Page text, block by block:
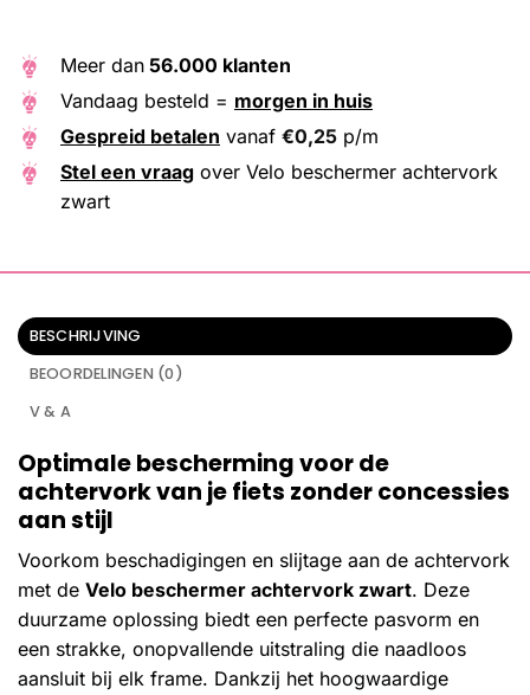
Meer dan 56.000 klanten
Vandaag besteld = morgen in huis
Gespreid betalen vanaf €0,25 p/m
Stel een vraag over Velo beschermer achtervork
zwart
BESCHRIJVING
BEOORDELINGEN (0)
V & A
Optimale bescherming voor de
achtervork van je fiets zonder concessies
aan stijl
Voorkom beschadigingen en slijtage aan de achtervork
met de Velo beschermer achtervork zwart. Deze
duurzame oplossing biedt een perfecte pasvorm en
een strakke, onopvallende uitstraling die naadloos
aansluit bij elk frame. Dankzij het hoogwaardige